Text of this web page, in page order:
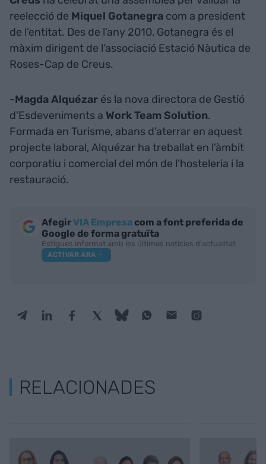
reelecció de Miquel Gotanegra com a president
de l’entitat. Des de l’any 2010, Gotanegra és el
màxim dirigent de l’associació Estació Nàutica de
Roses-Cap de Creus.
-Magda Alquézar és la nova directora de Gestió
d’Esdeveniments a Work Team Solution.
Formada en Turisme, abans d’aterrar en aquest
projecte laboral, Alquézar ha treballat en l’àmbit
corporatiu i comercial del món de l’hosteleria i la
restauració.
AfegirVIA Empresa com a font preferida de
Google de forma gratuïta
Estigues informat amb les últimes notícies d'actualitat
ACTIVAR ARA
RELACIONADES